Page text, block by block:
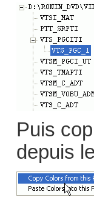
Puis
depuis